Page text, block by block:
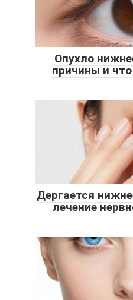
Опухло
причины и
Дергается
лечение